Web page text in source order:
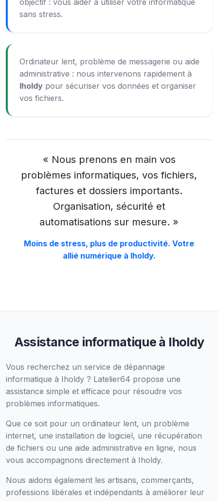
objectif : vous aider à utiliser votre informatique
sans stress.
Ordinateur lent, problème de messagerie ou aide
administrative : nous intervenons rapidement à
Iholdy pour sécuriser vos données et organiser
vos fichiers.
« Nous prenons en main vos
problèmes informatiques, vos fichiers,
factures et dossiers importants.
Organisation, sécurité et
automatisations sur mesure. »
Moins de stress, plus de productivité. Votre
allié numérique à Iholdy.
Assistance informatique à Iholdy
Vous recherchez un service de dépannage
informatique à Iholdy ? Latelier64 propose une
assistance simple et efficace pour résoudre vos
problèmes informatiques.
Que ce soit pour un ordinateur lent, un problème
internet, une installation de logiciel, une récupération
de fichiers ou une aide administrative en ligne, nous
vous accompagnons directement à Iholdy.
Nous aidons également les artisans, commerçants,
professions libérales et indépendants à améliorer leur